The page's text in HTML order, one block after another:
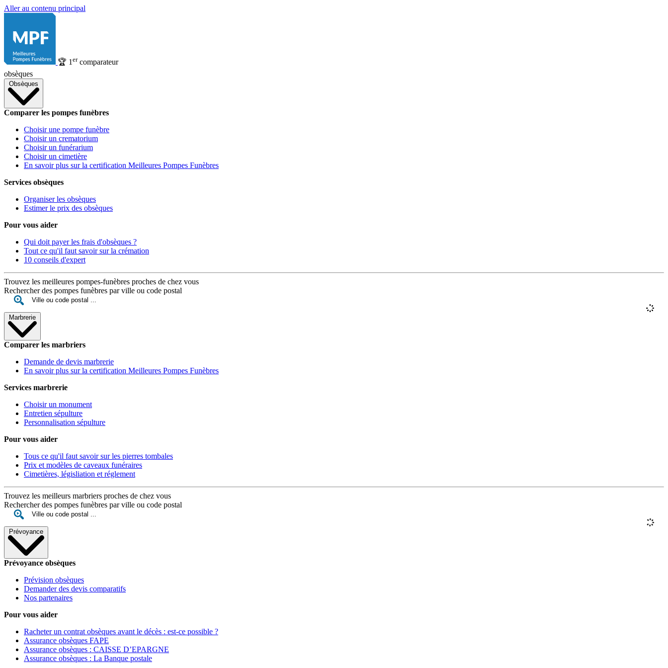
Aller au contenu principal
🏆 1 ercomparateur
obsèques
Obsèques
Comparer les pompes funèbres
Choisir une pompe funèbre
Choisir un crematorium
Choisir un funérarium
Choisir un cimetière
En savoir plus sur la certification Meilleures Pompes Funèbres
Services obsèques
Organiser les obsèques
Estimer le prix des obsèques
Pour vous aider
Qui doit payer les frais d'obsèques ?
Tout ce qu'il faut savoir sur la crémation
10 conseils d'expert
Trouvez les meilleures pompes-funèbres proches de chez vous
Rechercher des pompes funèbres par ville ou code postal
Marbrerie
Comparer les marbriers
Demande de devis marbrerie
En savoir plus sur la certification Meilleures Pompes Funèbres
Services marbrerie
Choisir un monument
Entretien sépulture
Personnalisation sépulture
Pour vous aider
Tous ce qu'il faut savoir sur les pierres tombales
Prix et modèles de caveaux funéraires
Cimetières, législiation et réglement
Trouvez les meilleurs marbriers proches de chez vous
Rechercher des pompes funèbres par ville ou code postal
Prévoyance
Prévoyance obsèques
Prévision obsèques
Demander des devis comparatifs
Nos partenaires
Pour vous aider
Racheter un contrat obsèques avant le décès : est-ce possible ?
Assurance obsèques FAPE
Assurance obsèques : CAISSE D’EPARGNE
Assurance obsèques : La Banque postale